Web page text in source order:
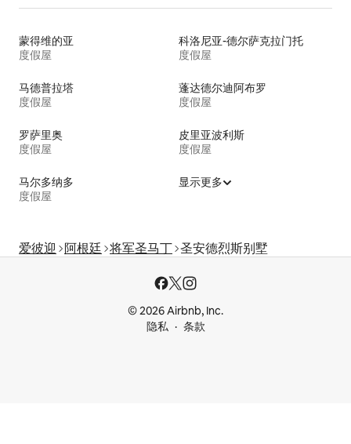
蒙得维的亚
度假屋
科洛尼亚-德尔萨克拉门托
度假屋
马德普拉塔
度假屋
蓬达德尔迪阿布罗
度假屋
罗萨里奥
度假屋
皮里亚波利斯
度假屋
马尔多纳多
度假屋
显示更多
爱彼迎 阿根廷 将军圣马丁 圣安德烈斯别墅
© 2026 Airbnb, Inc.
隐私
条款